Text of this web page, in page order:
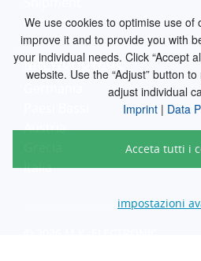
We use cookies to optimise use of
improve it and to provide you with
your individual needs. Click “Accept
website. Use the “Adjust” button
adjust individual
Imprint | Data
Acceta tutti i
impostazioni
Contact
MK worldwide
Austria
Italia